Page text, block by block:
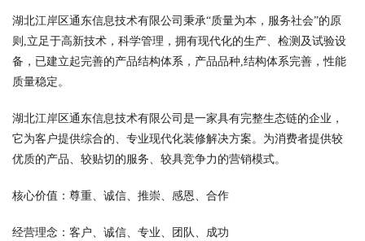
湖北江岸区通东信息技术有限公司秉承“质量为本，服务社会”的原
则,立足于高新技术，科学管理，拥有现代化的生产、检测及试验设
备，已建立起完善的产品结构体系，产品品种,结构体系完善，性能
质量稳定。
湖北江岸区通东信息技术有限公司是一家具有完整生态链的企业，
它为客户提供综合的、专业现代化装修解决方案。为消费者提供较
优质的产品、较贴切的服务、较具竞争力的营销模式。
核心价值：尊重、诚信、推崇、感恩、合作
经营理念：客户、诚信、专业、团队、成功